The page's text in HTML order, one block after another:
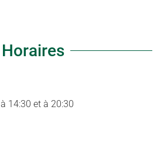
Horaires
à 14:30 et à 20:30